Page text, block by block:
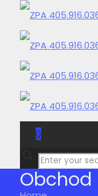
0
0,00 Kč
Obchod